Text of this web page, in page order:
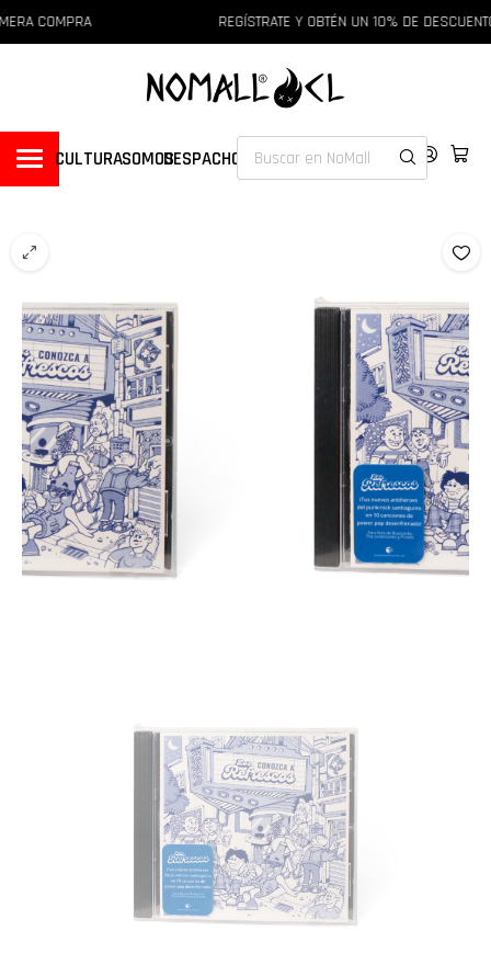
COMPRA REGÍSTRATE Y OBTÉN UN 10% DE
CULTURASOMOSDESPACHOS